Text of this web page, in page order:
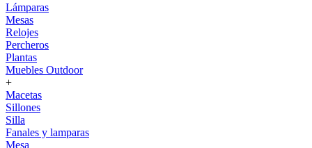
Lámparas
Mesas
Relojes
Percheros
Plantas
Muebles Outdoor
+
Macetas
Sillones
Silla
Fanales y lamparas
Mesa